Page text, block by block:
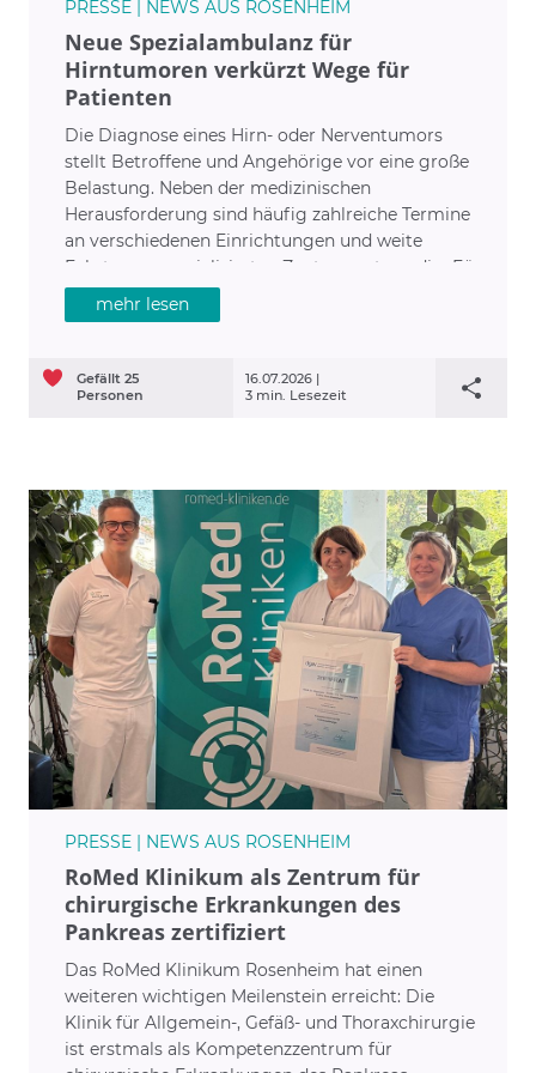
PRESSE | NEWS AUS ROSENHEIM
Neue Spezialambulanz für
Hirntumoren verkürzt Wege für
Patienten
Die Diagnose eines Hirn- oder Nerventumors
stellt Betroffene und Angehörige vor eine große
Belastung. Neben der medizinischen
Herausforderung sind häufig zahlreiche Termine
an verschiedenen Einrichtungen und weite
Fahrten zu spezialisierten Zentren notwendig. Für
viele Patientinnen und Patienten in der Region
wird dieser Weg künftig deutlich einfacher.
mehr lesen
16.07.2026 |
3 min. Lesezeit
Gefällt 25
Personen
PRESSE | NEWS AUS ROSENHEIM
RoMed Klinikum als Zentrum für
chirurgische Erkrankungen des
Pankreas zertifiziert
Das RoMed Klinikum Rosenheim hat einen
weiteren wichtigen Meilenstein erreicht: Die
Klinik für Allgemein-, Gefäß- und Thoraxchirurgie
ist erstmals als Kompetenzzentrum für